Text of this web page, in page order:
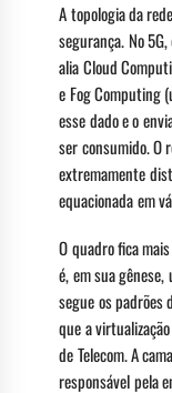
A topologia da
segurança. No
alia Cloud
e Fog Computing
esse dado e o
ser consumido. O
extremamente
equacionada em
O quadro fica
é, em sua
segue os padrões
que a
de Telecom. A
responsável pela